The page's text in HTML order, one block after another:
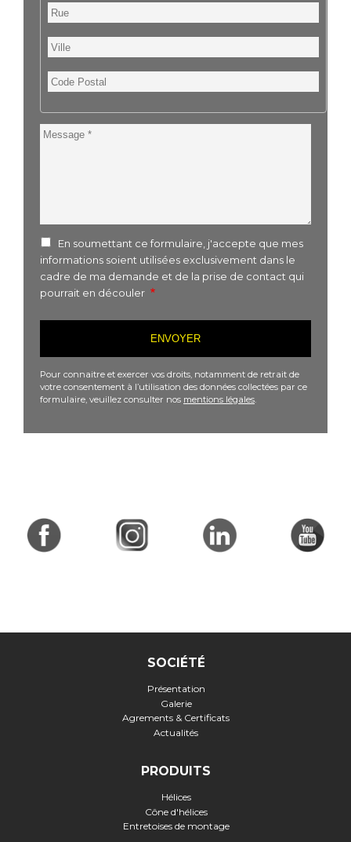
Rue
Ville
Code
Postal
Message
En soumettant ce formulaire, j'accepte que mes
informations soient utilisées exclusivement dans le
cadre de ma demande et de la prise de contact qui
pourrait en découler
Pour connaitre et exercer vos droits, notamment de retrait de
votre consentement à l’utilisation des données collectées par ce
formulaire, veuillez consulter nos mentions légales.
SOCIÉTÉ
Présentation
Galerie
Agrements & Certificats
Actualités
PRODUITS
Hélices
Cône d'hélices
Entretoises de montage